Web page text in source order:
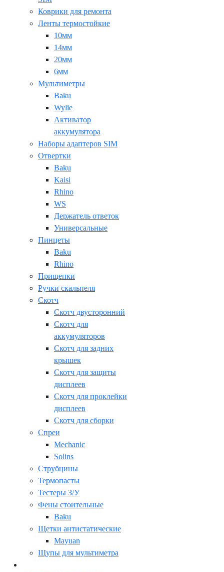
Коврики для ремонта
Ленты термостойкие
10мм
14мм
20мм
6мм
Мультиметры
Baku
Wylie
Активатор
аккумулятора
Наборы адаптеров SIM
Отвертки
Baku
Kaisi
Rhino
WS
Держатель ответок
Универсальные
Пинцеты
Baku
Rhino
Прищепки
Ручки скальпеля
Скотч
Скотч двусторонний
Скотч для
аккумуляторов
Скотч для задних
крышек
Скотч для защиты
дисплеев
Скотч для проклейки
дисплеев
Скотч для сборки
Спреи
Mechanic
Solins
Струбцины
Термопасты
Тестеры З/У
Фены стоительные
Baku
Щетки антистатические
Mayuan
Щупы для мультиметра